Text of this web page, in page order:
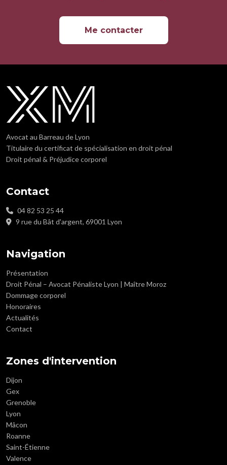
Me contacter
Avocat au Barreau de Lyon
Titulaire du certificat de spécialisation en droit pénal
Droit pénal & Préjudice corporel
Contact
04 82 53 25 44
9 rue du Bât d'argent, 69001 Lyon
Navigation
Présentation
Droit Pénal – Avocat Pénaliste Lyon | Maître Moroz
Dommage corporel
Honoraires
Actualités
Contact
Zones d'intervention
Dijon
Gex
Grenoble
Lyon
Mâcon
Roanne
Saint-Étienne
Valence